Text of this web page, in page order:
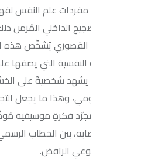
مفردات علم النفس لفهم ما
الداخلي المُزمن ذلك الصراع
يُشخِّص هذه الحالة بعين
النفسية التي يصفها علماء
يشهد شخصيةً على الخشبة بل يرى
وهذا ما يجعل التجربةَ تتجاوز
فكرةٍ موسيقية مُوظَّفة جماليًا:
بين الخطاب الرسمي للهوية
الرافض.